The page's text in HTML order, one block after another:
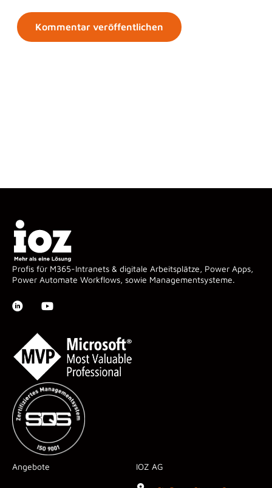
Profis für M365-Intranets & digitale Arbeitsplätze, Power Apps,
Power Automate Workflows, sowie Managementsysteme.
Angebote IOZ AG